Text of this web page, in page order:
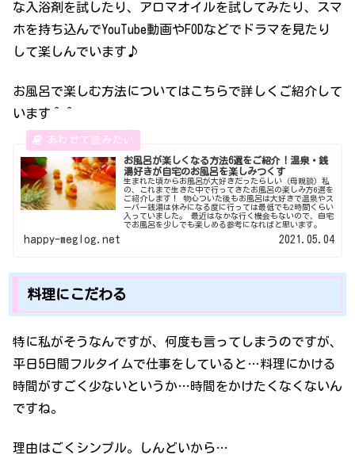
な入浴剤を試したり、アロマオイルを試してみたり、スマ
ホを持ち込んでYouTube動画やFODなどでドラマを見たり
して楽しんでいます♪
お風呂で楽しむ方法についてはこちらで詳しくご紹介して
います＾＾
お風呂が楽しくなる方法6選をご紹介！温泉・銭
湯好きが自宅のお風呂を楽しみつくす
生まれた頃からお風呂が大好きだったらしい（母親談）私
の、これまで生きた中で行ってきたお風呂の楽しみ方6選を
ご紹介します！ 物心ついた後もお風呂は大好きで温泉やス
ーパー銭湯は休みになる度に行っては最低でも2時間くらい
入っていました。 最近はなかな行く機会もないので、自宅
でお風呂を少しでも楽しめる参考になればと思います。
happy-meglog.net 2021.05.04
料理にこだわる
特に私がそうなんですが、何度も言ってしまうのですが、
平日5日間フルタイムで仕事をしていると…料理にかける
時間がすごく少ないというか…時間をかけたくなくないん
ですね。
理由はごくシンプル。しんどいから…